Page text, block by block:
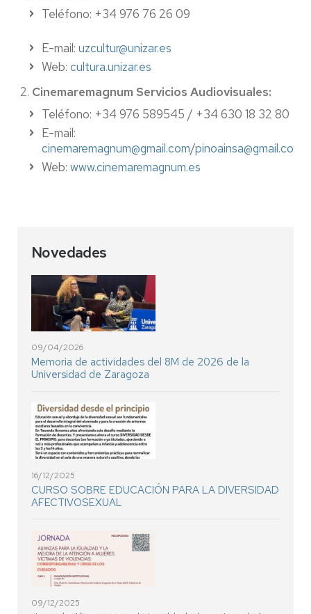
Teléfono: +34 976 76 26 09
E-mail: uzcultur@unizar.es
Web: cultura.unizar.es
2. Cinemaremagnum Servicios Audiovisuales:
Teléfono: +34 976 589545 / +34 630 18 32 80
E-mail:
cinemaremagnum@gmail.com/pinoainsa@gmail.com
Web: www.cinemaremagnum.es
Novedades
09/04/2026
Memoria de actividades del 8M de 2026 de la
Universidad de Zaragoza
16/12/2025
CURSO SOBRE EDUCACIÓN PARA LA DIVERSIDAD
AFECTIVOSEXUAL
09/12/2025